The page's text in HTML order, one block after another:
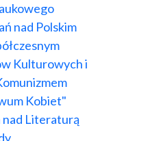
nad Polskim
Kulturowych i
Kobiet"
nad Literaturą